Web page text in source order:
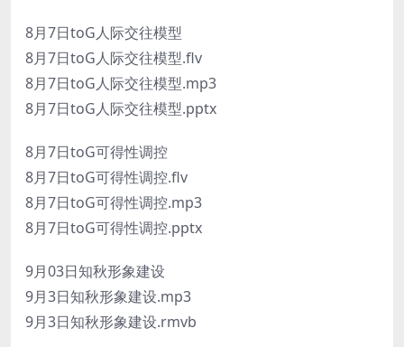
8月7日toG人际交往模型
8月7日toG人际交往模型.flv
8月7日toG人际交往模型.mp3
8月7日toG人际交往模型.pptx
8月7日toG可得性调控
8月7日toG可得性调控.flv
8月7日toG可得性调控.mp3
8月7日toG可得性调控.pptx
9月03日知秋形象建设
9月3日知秋形象建设.mp3
9月3日知秋形象建设.rmvb